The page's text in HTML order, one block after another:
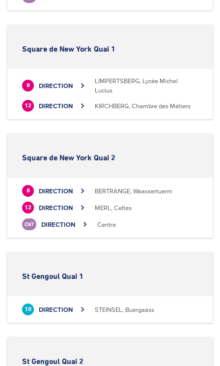
Square de New York Quai 1
8 DIRECTION
LIMPERTSBERG, Lycée Michel
Lucius
12 DIRECTION KIRCHBERG, Chambre des Métiers
Square de New York Quai 2
8 DIRECTION BERTRANGE, Waassertuerm
12 DIRECTION MERL, Celtes
CN7 DIRECTION Centre
St Gengoul Quai 1
10 DIRECTION STEINSEL, Buergaass
St Gengoul Quai 2